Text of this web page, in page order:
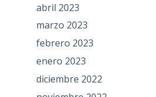
abril 2023
marzo 2023
febrero 2023
enero 2023
diciembre 2022